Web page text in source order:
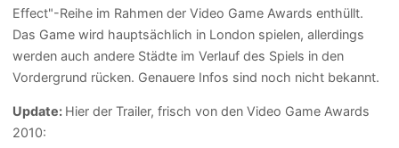
Effect"-Reihe im Rahmen der Video Game Awards enthüllt.
Das Game wird hauptsächlich in London spielen, allerdings
werden auch andere Städte im Verlauf des Spiels in den
Vordergrund rücken. Genauere Infos sind noch nicht bekannt.
Update: Hier der Trailer, frisch von den Video Game Awards
2010: